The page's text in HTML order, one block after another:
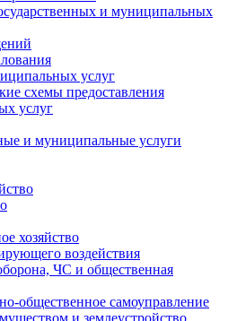
и муниципальных
услуг
схемы предоставления
услуг
и муниципальные услуги
хозяйство
воздействия
ЧС и общественная
общественное самоуправление
и землеустройство